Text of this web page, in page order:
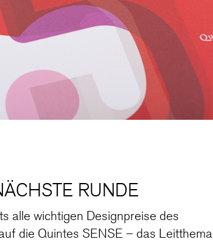
RUNDE
alle wichtigen Designpreise des
die Quintes SENSE – das Leitthema